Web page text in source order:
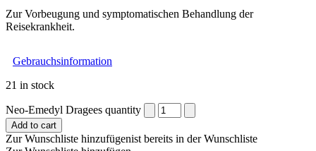
Zur Vorbeugung und symptomatischen Behandlung der
Reisekrankheit.
Gebrauchsinformation
21 in stock
Neo-Emedyl Dragees quantity
Add to cart
Zur Wunschliste hinzufügenist bereits in der Wunschliste